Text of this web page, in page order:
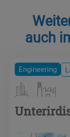
auch
Engineering